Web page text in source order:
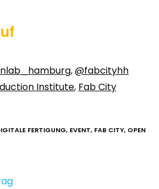
,@fabcityhh
Institute, Fab City
FERTIGUNG, EVENT, FAB CITY, OPEN